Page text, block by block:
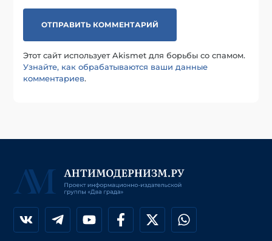
Этот сайт использует Akismet для борьбы со спамом.
Узнайте, как обрабатываются ваши данные
комментариев.